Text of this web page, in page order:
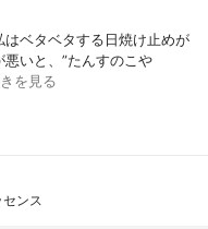
ベタベタする日焼け止めが
いと、”たんすのこや
を見る
ンス